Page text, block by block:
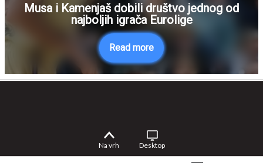
Musa i Kamenjaš dobili društvo jednog od
najboljih igrača Eurolige
Read more
Na vrh Desktop